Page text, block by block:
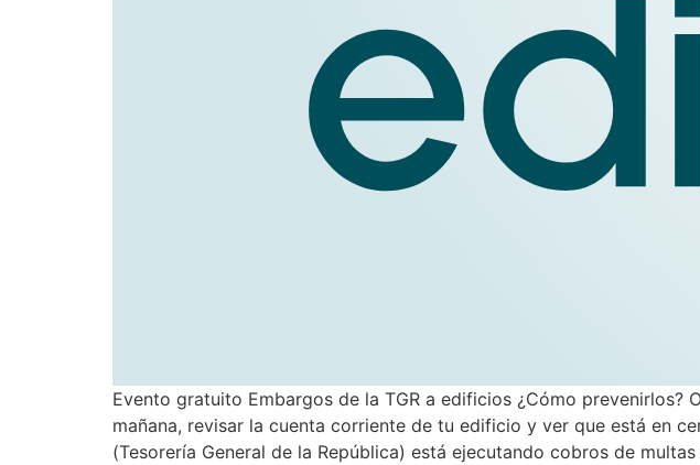
Evento gratuito Embargos de la TGR a edificios ¿Cómo
mañana, revisar la cuenta corriente de tu edificio y ver que está en
(Tesorería General de la República) está ejecutando cobros de